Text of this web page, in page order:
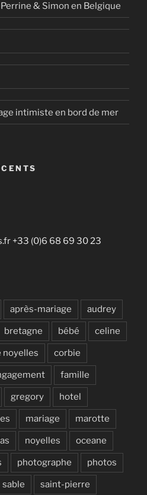
& Simon en Belgique
intimiste en bord de mer
+33 (0)6 68 69 30 23
après-mariage audrey
bretagne bébé celine
noyelles corbie
famille
gregory hotel
mariage marotte
noyelles oceane
photographe photos
sable saint-pierre